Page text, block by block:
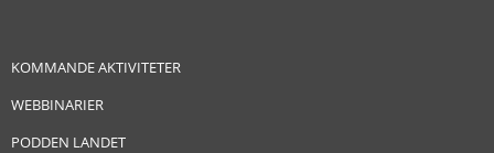
KOMMANDE AKTIVITETER
WEBBINARIER
PODDEN LANDET